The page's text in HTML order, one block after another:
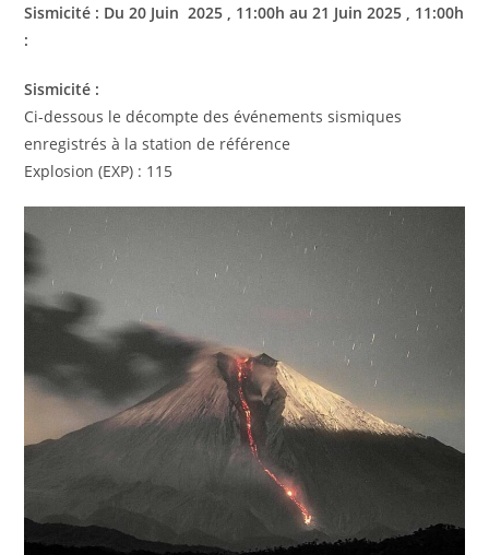
Sismicité : Du20 Juin 2025 , 11:00h au21 Juin 2025
, 11:00h
:
Sismicité :
Ci-dessous le décompte des événements sismiques
enregistrés à la station de référence
Explosion (EXP) : 115